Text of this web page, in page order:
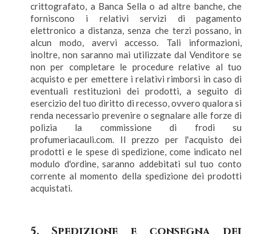
crittografato, a Banca Sella o ad altre banche, che
forniscono i relativi servizi di pagamento
elettronico a distanza, senza che terzi possano, in
alcun modo, avervi accesso. Tali informazioni,
inoltre, non saranno mai utilizzate dal Venditore se
non per completare le procedure relative al tuo
acquisto e per emettere i relativi rimborsi in caso di
eventuali restituzioni dei prodotti, a seguito di
esercizio del tuo diritto di recesso, ovvero qualora si
renda necessario prevenire o segnalare alle forze di
polizia la commissione di frodi su
profumeriacauli.com. Il prezzo per l'acquisto dei
prodotti e le spese di spedizione, come indicato nel
modulo d'ordine, saranno addebitati sul tuo conto
corrente al momento della spedizione dei prodotti
acquistati.